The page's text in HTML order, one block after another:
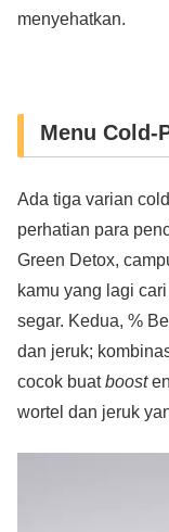
menyehatkan.
Menu Cold-
Ada tiga varian
perhatian para
Green Detox,
kamu yang lagi
segar. Kedua, %
dan jeruk;
cocok buatboost
wortel dan jeruk